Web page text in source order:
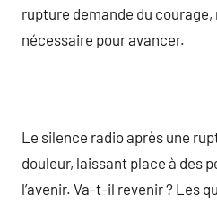
rupture demande du courage,
nécessaire pour avancer.
Le silence radio après une
douleur, laissant place à des
l’avenir. Va-t-il revenir ? Les